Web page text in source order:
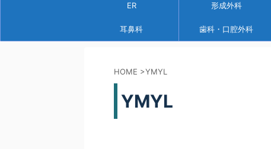
ER 形成外科
耳鼻科 歯科・口腔外科
HOME >YMYL
YMYL